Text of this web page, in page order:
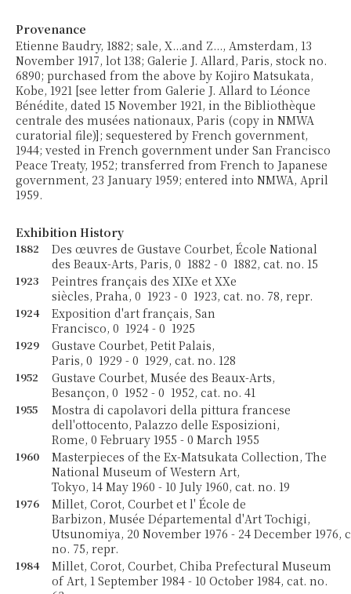
Provenance
Etienne Baudry, 1882; sale, X...and Z..., Amsterdam, 13
November 1917, lot 138; Galerie J. Allard, Paris, stock no.
6890; purchased from the above by Kojiro Matsukata,
Kobe, 1921 [see letter from Galerie J. Allard to Léonce
Bénédite, dated 15 November 1921, in the Bibliothèque
centrale des musées nationaux, Paris (copy in NMWA
curatorial file)]; sequestered by French government,
1944; vested in French government under San Francisco
Peace Treaty, 1952; transferred from French to Japanese
government, 23 January 1959; entered into NMWA, April
1959.
Exhibition History
1882
Des œuvres de Gustave Courbet, École National
des Beaux-Arts, Paris, 0 1882 - 0 1882, cat. no. 15
1923
Peintres français des XIXe et XXe
siècles, Praha, 0 1923 - 0 1923, cat. no. 78, repr.
1924
Exposition d'art français, San
Francisco, 0 1924 - 0 1925
1929
Gustave Courbet, Petit Palais,
Paris, 0 1929 - 0 1929, cat. no. 128
1952
Gustave Courbet, Musée des Beaux-Arts,
Besançon, 0 1952 - 0 1952, cat. no. 41
1955
Mostra di capolavori della pittura francese
dell'ottocento, Palazzo delle Esposizioni,
Rome, 0 February 1955 - 0 March 1955
1960
Masterpieces of the Ex-Matsukata Collection, The
National Museum of Western Art,
Tokyo, 14 May 1960 - 10 July 1960, cat. no. 19
1976
Millet, Corot, Courbet et l' École de
Barbizon, Musée Départemental d'Art Tochigi,
Utsunomiya, 20 November 1976 - 24 December 1976,
no. 75, repr.
1984
Millet, Corot, Courbet, Chiba Prefectural Museum
of Art, 1 September 1984 - 10 October 1984, cat. no.